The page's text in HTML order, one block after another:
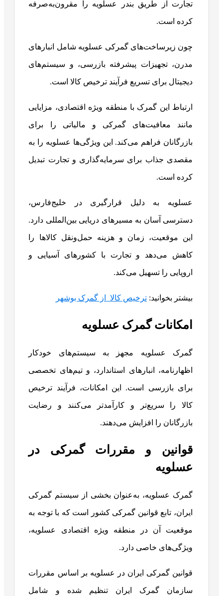
تجارت از طریق بندر عسلویه را مقرون‌به‌صرفه
کرده است.
چون زیرساخت‌های گمرکی عسلویه شامل انبارهای
مدرن، تجهیزات پیشرفته بازرسی، و سیستم‌های
دیجیتال برای تسریع فرآیند ترخیص کالا است.
ارتباط این گمرک با منطقه ویژه اقتصادی، مزایایی
مانند معافیت‌های گمرکی و مالیاتی را برای
بازرگانان فراهم می‌کند. این ویژگی‌ها عسلویه را به
مقصدی جذاب برای سرمایه‌گذاری و تجارت تبدیل
کرده است.
عسلویه به دلیل قرارگیری در خلیج‌فارس،
دسترسی آسان به مسیرهای دریایی بین‌المللی دارد.
این موقعیت، زمان و هزینه حمل‌ونقل کالاها را
کاهش می‌دهد و تجارت با کشورهای آسیایی و
اروپایی را تسهیل می‌کند.
بیشتر بخوانید: ترخیص کالا از گمرک بوشهر
امکانات گمرک عسلویه
گمرک عسلویه مجهز به سیستم‌های خودکار
اظهارنامه، انبارهای استاندارد، و تیم‌های تخصصی
برای بازرسی است. این امکانات، فرآیند ترخیص
کالا را سریع‌تر و کارآمدتر می‌کنند و رضایت
بازرگانان را افزایش می‌دهند.
قوانین و مقررات گمرکی در
عسلویه
گمرک عسلویه، به‌عنوان بخشی از سیستم گمرکی
ایران، تابع قوانین گمرکی کشور است که با توجه به
موقعیت آن در منطقه ویژه اقتصادی عسلویه،
ویژگی‌های خاصی دارد.
قوانین گمرکی ایران در عسلویه بر اساس مقررات
سازمان گمرک ایران تنظیم شده و شامل